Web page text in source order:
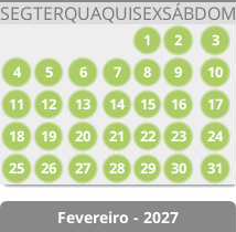
SEGTERQUAQUISEXSÁBDOM
1 2
3
4
5 6 7 8 9
10
11
12 13 14 15 16
17
18
19 20 21 22 23
24
25
26 27 28 29 30 31
Fevereiro - 2027